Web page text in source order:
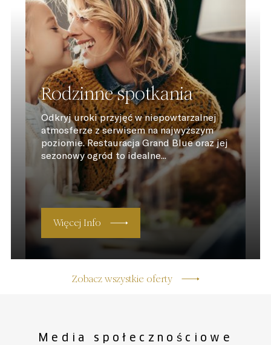
Rodzinne spotkania
Odkryj uroki przyjęć w niepowtarzalnej
atmosferze z serwisem na najwyższym
poziomie. Restauracja Grand Blue oraz jej
sezonowy ogród to idealne...
Więcej Info
Zobacz wszystkie oferty
Media społecznościowe